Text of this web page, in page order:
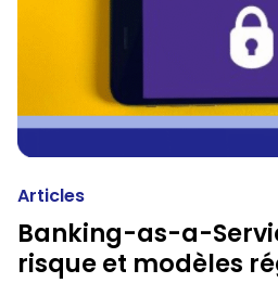
Articles
Banking-as-a-
risque et modèles